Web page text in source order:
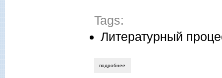
Tags:
Литературный
подробнее